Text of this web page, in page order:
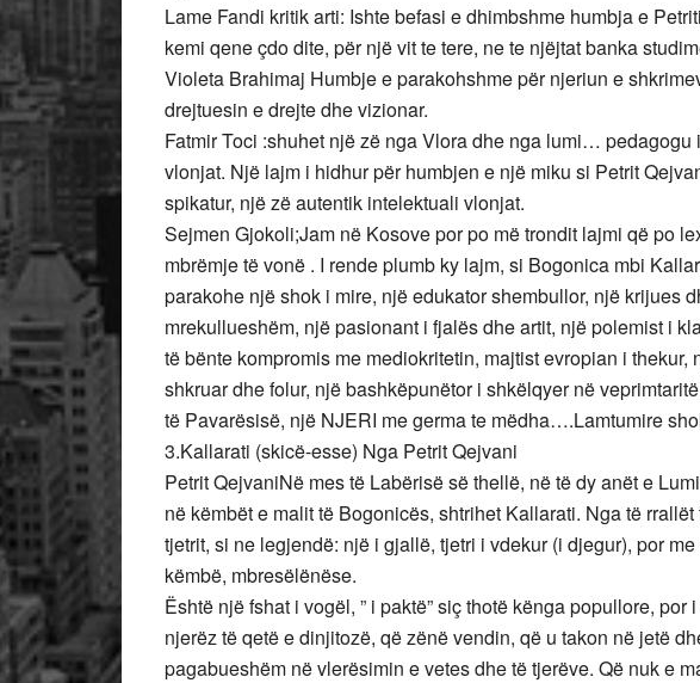
Lame Fandi kritik arti: Ishte befasi e dhimbshme humbja e
kemi qene çdo dite, për një vit te tere, ne te njëjtat banka
Violeta Brahimaj Humbje e parakohshme për njeriun e
drejtuesin e drejte dhe vizionar.
Fatmir Toci :shuhet një zë nga Vlora dhe nga lumi…
vlonjat. Një lajm i hidhur për humbjen e një miku si Petrit
spikatur, një zë autentik intelektuali vlonjat.
Sejmen Gjokoli;Jam në Kosove por po më trondit lajmi që po
mbrëmje të vonë . I rende plumb ky lajm, si Bogonica mbi
parakohe një shok i mire, një edukator shembullor, një krijues
mrekullueshëm, një pasionant i fjalës dhe artit, një polemist i
të bënte kompromis me mediokritetin, majtist evropian i
shkruar dhe folur, një bashkëpunëtor i shkëlqyer në
të Pavarësisë, një NJERI me germa te mëdha….Lamtumire
3.Kallarati (skicë-esse) Nga Petrit Qejvani
Petrit QejvaniNë mes të Labërisë së thellë, në të dy anët e
në këmbët e malit të Bogonicës, shtrihet Kallarati. Nga të
tjetrit, si ne legjendë: një i gjallë, tjetri i vdekur (i djegur), por
këmbë, mbresëlënëse.
Është një fshat i vogël, ” i paktë” siç thotë kënga popullore,
njerëz të qetë e dinjitozë, që zënë vendin, që u takon në jetë
pagabueshëm në vlerësimin e vetes dhe të tjerëve. Që nuk e